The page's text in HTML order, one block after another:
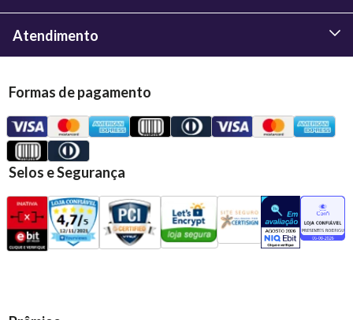
Atendimento
Formas de pagamento
Selos e Segurança